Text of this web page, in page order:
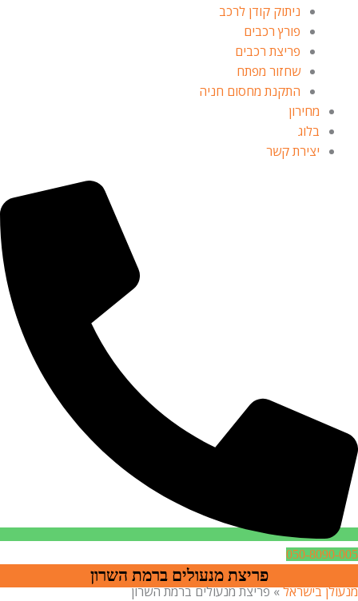
ניתוק קודן לרכב
פורץ רכבים
פריצת רכבים
שחזור מפתח
התקנת מחסום חניה
מחירון
בלוג
יצירת קשר
050-8090-005
פריצת מנעולים ברמת השרון
מנעולן בישראל»פריצת מנעולים ברמת השרון